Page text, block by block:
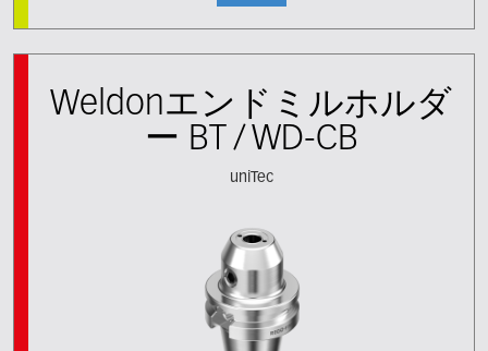
Weldonエンドミルホルダ
ー BT / WD-CB
uniTec